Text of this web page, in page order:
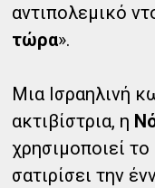
αντιπολεμικό
τώρα».
Μια Ισραηλινή
ακτιβίστρια, η
χρησιμοποιεί
σατιρίσει την